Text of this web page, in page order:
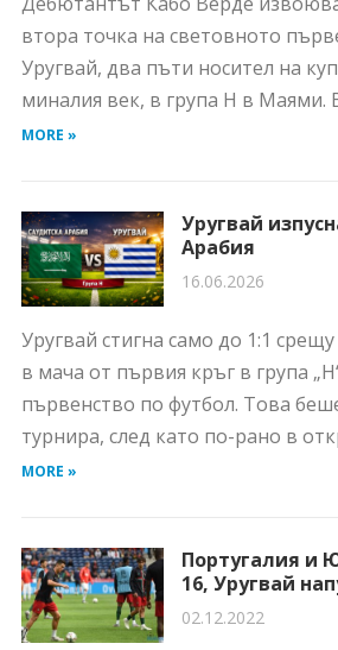
втора точка на световното
Уругвай, два пъти носител на
миналия век, в група H в Маями.
MORE »
Уругвай
Арабия
16.06.2026
Уругвай стигна само до 1:1
в мача от първия кръг в група
първенство по футбол. Това
турнира, след като по-рано в
MORE »
Португалия и
16, Уругвай
02.12.2022